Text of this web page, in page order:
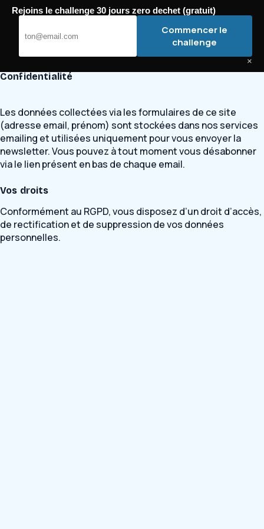
Passer
contenu
Bugey Mobilité
Confidentialité
Les données collectées via les formulaires de ce site
(adresse email, prénom) sont stockées dans nos services
emailing et utilisées uniquement pour vous envoyer la
newsletter. Vous pouvez à tout moment vous désabonner
via le lien présent en bas de chaque email.
Vos droits
Conformément au RGPD, vous disposez d’un droit d’accès,
de rectification et de suppression de vos données
personnelles.
Rejoins le challenge 30 jours zero dechet (gratuit)
Commencer le
challenge
×